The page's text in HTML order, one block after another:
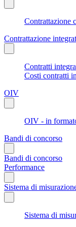
Contrattazione
Contrattazione
Contratti
Costi contratti
OIV
OIV - in
Bandi di concorso
Bandi di concorso
Performance
Sistema di
Sistema di